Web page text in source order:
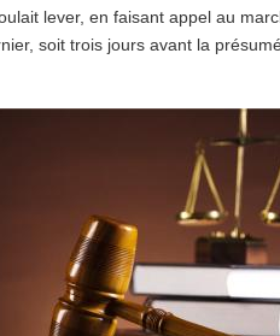
lever, en faisant appel au
soit trois jours avant la